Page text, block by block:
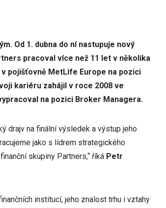
Od 1. dubna do ní nastupuje nový
pracoval více než 11 let v několika
pojišťovně MetLife Europe na pozici
kariéru zahájil v roce 2008 ve
na pozici Broker Managera.
drajv na finální výsledek a výstup jeho
jako s lídrem strategického
skupiny Partners,“ říká Petr
institucí, jeho znalost trhu i vztahy